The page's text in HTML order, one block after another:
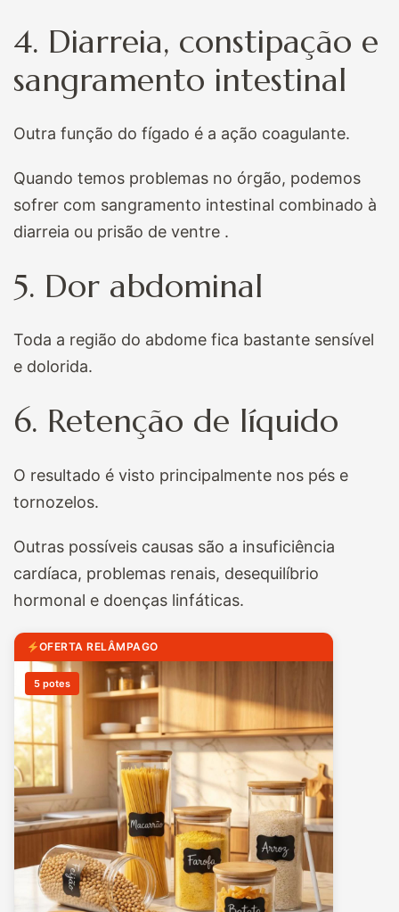
4. Diarreia, constipação e
sangramento intestinal
Outra função do fígado é a ação coagulante.
Quando temos problemas no órgão, podemos
sofrer com sangramento intestinal combinado à
diarreia ou prisão de ventre .
5. Dor abdominal
Toda a região do abdome fica bastante sensível
e dolorida.
6. Retenção de líquido
O resultado é visto principalmente nos pés e
tornozelos.
Outras possíveis causas são a insuficiência
cardíaca, problemas renais, desequilíbrio
hormonal e doenças linfáticas.
OFERTA RELÂMPAGO
5 potes